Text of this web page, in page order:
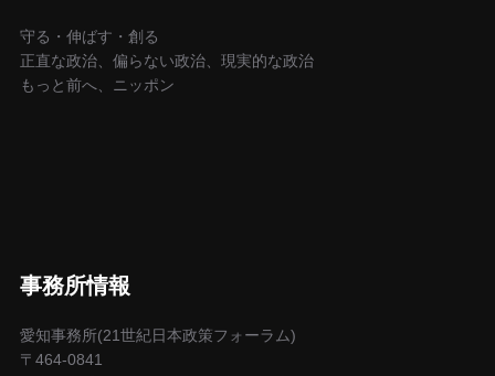
守る・伸ばす・創る
正直な政治、偏らない政治、現実的な政治
もっと前へ、ニッポン
事務所情報
愛知事務所(21世紀日本政策フォーラム)
〒464-0841